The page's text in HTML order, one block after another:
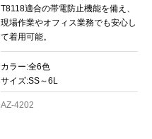
T8118適合の帯電防止機能を備え、
現場作業やオフィス業務でも安心し
て着用可能。
カラー:全6色
サイズ:SS～6L
AZ-4202